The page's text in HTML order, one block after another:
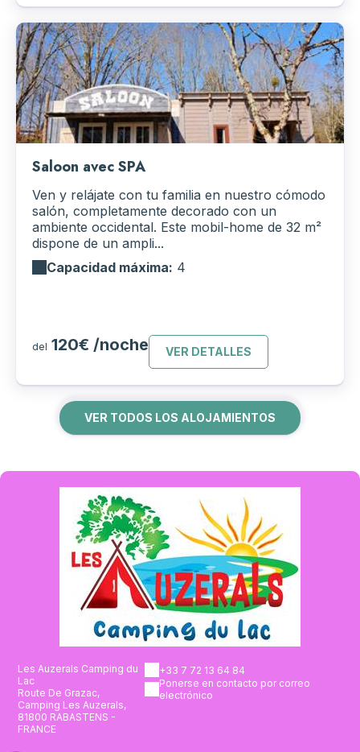
Saloon avec SPA
Ven y relájate con tu familia en nuestro cómodo
salón, completamente decorado con un
ambiente occidental. Este mobil-home de 32 m²
dispone de un ampli...
Capacidad máxima: 4
del 120€ /noche VER DETALLES
VER TODOS LOS ALOJAMIENTOS
Les Auzerals Camping du
Lac
Route De Grazac,
Camping Les Auzerals,
81800 RABASTENS -
FRANCE
+33 7 72 13 64 84
Ponerse en contacto por correo
electrónico